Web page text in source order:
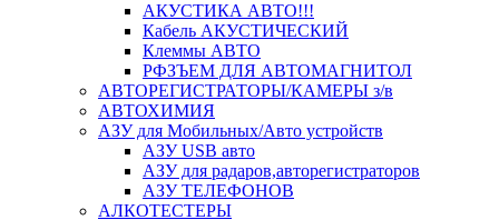
АКУСТИКА АВТО!!!
Кабель АКУСТИЧЕСКИЙ
Клеммы АВТО
РФЗЪЕМ ДЛЯ АВТОМАГНИТОЛ
АВТОРЕГИСТРАТОРЫ/КАМЕРЫ з/в
АВТОХИМИЯ
АЗУ для Мобильных/Авто устройств
АЗУ USB авто
АЗУ для радаров,авторегистраторов
АЗУ ТЕЛЕФОНОВ
АЛКОТЕСТЕРЫ